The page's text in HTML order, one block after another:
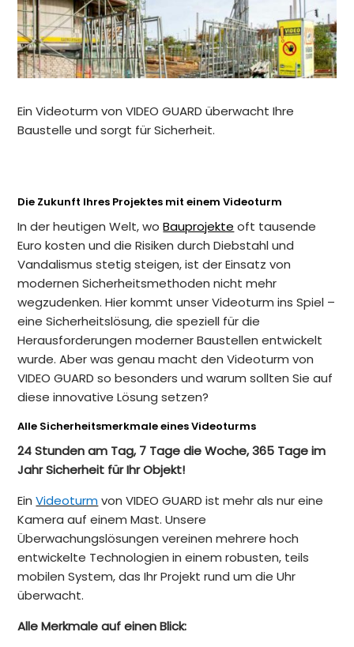
Ein Videoturm von VIDEO GUARD überwacht Ihre
Baustelle und sorgt für Sicherheit.
Die Zukunft Ihres Projektes mit einem Videoturm
In der heutigen Welt, woBauprojekte oft tausende
Euro kosten und die Risiken durch Diebstahl und
Vandalismus stetig steigen, ist der Einsatz von
modernen Sicherheitsmethoden nicht mehr
wegzudenken. Hier kommt unser Videoturm ins Spiel –
eine Sicherheitslösung, die speziell für die
Herausforderungen moderner Baustellen entwickelt
wurde. Aber was genau macht den Videoturm von
VIDEO GUARD so besonders und warum sollten Sie auf
diese innovative Lösung setzen?
Alle Sicherheitsmerkmale eines Videoturms
24 Stunden am Tag, 7 Tage die Woche, 365 Tage im
Jahr Sicherheit für Ihr Objekt!
EinVideoturm von VIDEO GUARD ist mehr als nur eine
Kamera auf einem Mast. Unsere
Überwachungslösungen vereinen mehrere hoch
entwickelte Technologien in einem robusten, teils
mobilen System, das Ihr Projekt rund um die Uhr
überwacht.
Alle Merkmale auf einen Blick: